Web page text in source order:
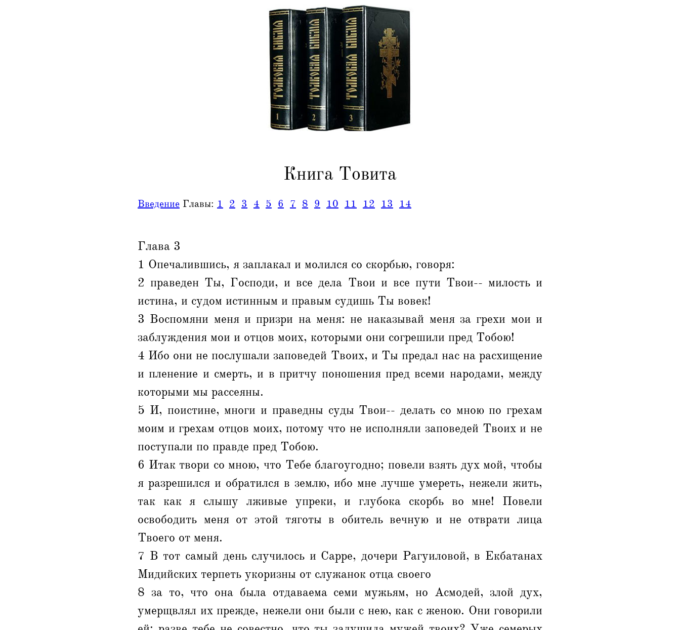
Книга Товита
Введение Главы: 1 2 3 4 5 6 7 8 9 10 11 12 13 14
Глава 3
1 Опечалившись, я заплакал и молился со скорбью, говоря:
2 праведен Ты, Господи, и все дела Твои и все пути Твои-- милость и
истина, и судом истинным и правым судишь Ты вовек!
3 Воспомяни меня и призри на меня: не наказывай меня за грехи мои и
заблуждения мои и отцов моих, которыми они согрешили пред Тобою!
4 Ибо они не послушали заповедей Твоих, и Ты предал нас на расхищение
и пленение и смерть, и в притчу поношения пред всеми народами, между
которыми мы рассеяны.
5 И, поистине, многи и праведны суды Твои-- делать со мною по грехам
моим и грехам отцов моих, потому что не исполняли заповедей Твоих и не
поступали по правде пред Тобою.
6 Итак твори со мною, что Тебе благоугодно; повели взять дух мой, чтобы
я разрешился и обратился в землю, ибо мне лучше умереть, нежели жить,
так как я слышу лживые упреки, и глубока скорбь во мне! Повели
освободить меня от этой тяготы в обитель вечную и не отврати лица
Твоего от меня.
7 В тот самый день случилось и Сарре, дочери Рагуиловой, в Екбатанах
Мидийских терпеть укоризны от служанок отца своего
8 за то, что она была отдаваема семи мужьям, но Асмодей, злой дух,
умерщвлял их прежде, нежели они были с нею, как с женою. Они говорили